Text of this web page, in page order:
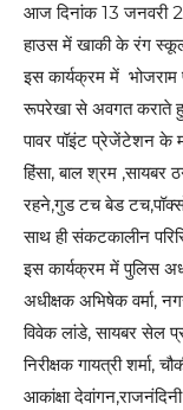
आज दिनांक 13 जनवरी
हाउस में खाकी के रंग
इस कार्यक्रम में
रूपरेखा से अवगत कराते
पावर पॉइंट प्रेजेंटेशन के
हिंसा, बाल श्रम ,सायबर
रहने,गुड टच बेड
साथ ही संकटकालीन
इस कार्यक्रम में पुलिस
अधीक्षक अभिषेक वर्मा,
विवेक लांडे, सायबर सेल
निरीक्षक गायत्री शर्मा,
आकांक्षा